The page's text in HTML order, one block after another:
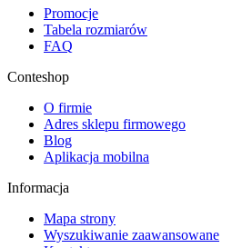
Promocje
Tabela rozmiarów
FAQ
Conteshop
O firmie
Adres sklepu firmowego
Blog
Aplikacja mobilna
Informacja
Mapa strony
Wyszukiwanie zaawansowane